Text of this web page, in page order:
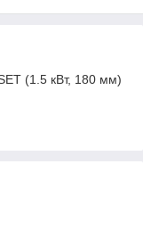
(1.5 кВт, 180 мм)